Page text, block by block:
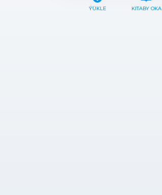
ÝÜKLE KITABY OKA